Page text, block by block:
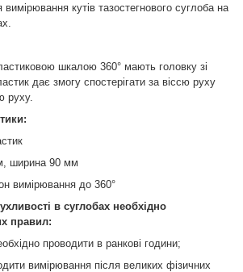
кутів тазостегнового суглоба на
шкалою 360° мають головку зі
дає змогу спостерігати за віссю руху
руху.
ширина 90 мм
вимірювання до 360°
в суглобах необхідно
правил:
проводити в ранкові години;
вимірювання після великих фізичних